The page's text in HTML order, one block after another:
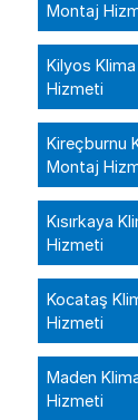
Montaj
Kilyos
Hizmeti
Kireçburnu
Montaj
Kısırkaya
Hizmeti
Kocataş
Hizmeti
Maden
Hizmeti